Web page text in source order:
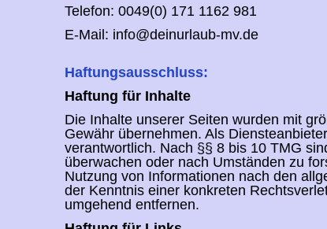
Telefon: 0049(0) 171 1162 981
E-Mail: info@deinurlaub-mv.de
Haftungsausschluss:
Haftung für Inhalte
Die Inhalte unserer Seiten wurden mit
Gewähr übernehmen. Als
verantwortlich. Nach §§ 8 bis 10 TMG
überwachen oder nach Umständen zu
Nutzung von Informationen nach den
der Kenntnis einer konkreten
umgehend entfernen.